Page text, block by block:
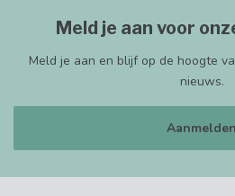
Meld je aan voor
Meld je aan en blijf op de hoogte
nieuws.
Aanmelden